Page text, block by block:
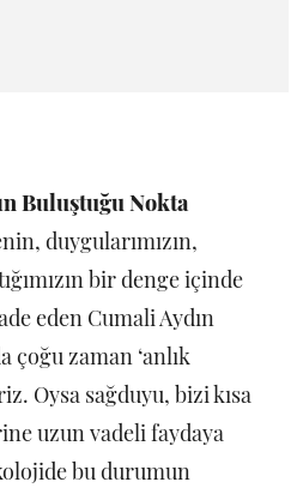
Buluştuğu Nokta
duygularımızın,
bir denge içinde
eden Cumali Aydın
çoğu zaman ‘anlık
Oysa sağduyu, bizi kısa
uzun vadeli faydaya
bu durumun